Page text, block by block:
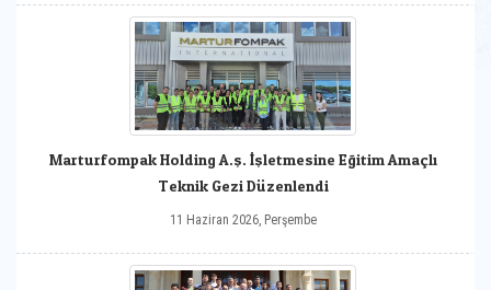
Marturfompak Holding A.ş. İşletmesine Eğitim Amaçlı
Teknik Gezi Düzenlendi
11 Haziran 2026, Perşembe